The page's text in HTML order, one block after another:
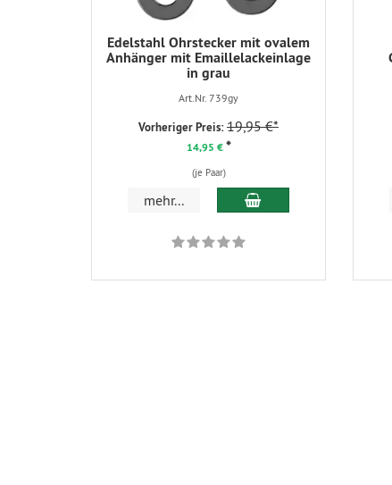
Edelstahl Ohrstecker mit ovalem
Anhänger mit Emaillelackeinlage
in grau
Art.Nr. 739gy
Vorheriger Preis:19,95 €*
14,95 €*
(je Paar)
mehr... In den Warenkorb